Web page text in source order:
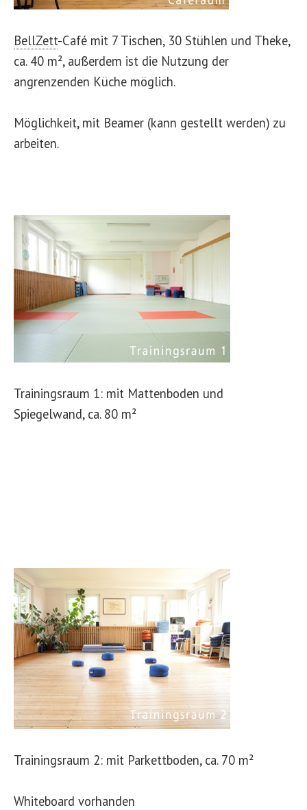
BellZett-Café mit 7 Tischen, 30 Stühlen und Theke,
ca. 40 m², außerdem ist die Nutzung der
angrenzenden Küche möglich.
Möglichkeit, mit Beamer (kann gestellt werden) zu
arbeiten.
Trainingsraum 1: mit Mattenboden und
Spiegelwand, ca. 80 m²
Trainingsraum 2: mit Parkettboden, ca. 70 m²
Whiteboard vorhanden